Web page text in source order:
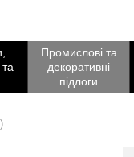
Промислові та
декоративні
підлоги